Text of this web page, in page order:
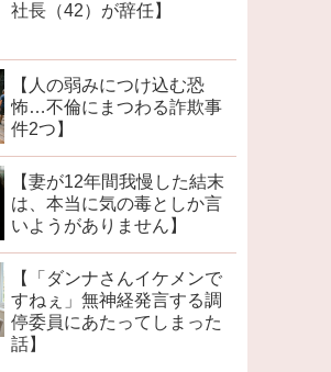
社長（42）が辞任】
【人の弱みにつけ込む恐
怖…不倫にまつわる詐欺事
件2つ】
【妻が12年間我慢した結末
は、本当に気の毒としか言
いようがありません】
【「ダンナさんイケメンで
すねぇ」無神経発言する調
停委員にあたってしまった
話】